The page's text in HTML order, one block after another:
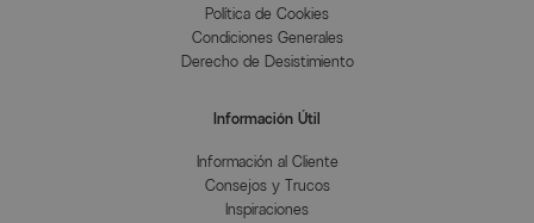
Política de Cookies
Condiciones Generales
Derecho de Desistimiento
Información Útil
Información al Cliente
Consejos y Trucos
Inspiraciones